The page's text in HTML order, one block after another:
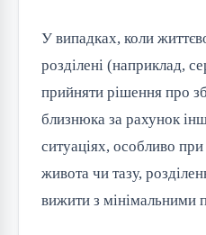
У випадках, коли
розділені (наприклад,
прийняти рішення про
близнюка за рахунок
ситуаціях, особливо
живота чи тазу,
вижити з мінімальними